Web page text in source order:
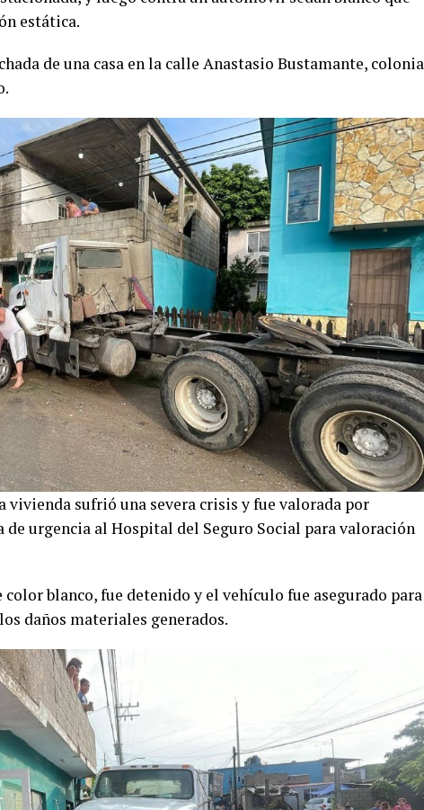
estática.
de una casa en la calle Anastasio Bustamante, colonia
vivienda sufrió una severa crisis y fue valorada por
de urgencia al Hospital del Seguro Social para valoración
blanco, fue detenido y el vehículo fue asegurado para
daños materiales generados.